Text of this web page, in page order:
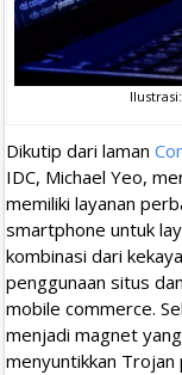
Dikutip dari laman
IDC, Michael Yeo,
memiliki layanan
smartphone untuk
kombinasi dari
penggunaan situs
mobile commerce.
menjadi magnet
menyuntikkan Trojan